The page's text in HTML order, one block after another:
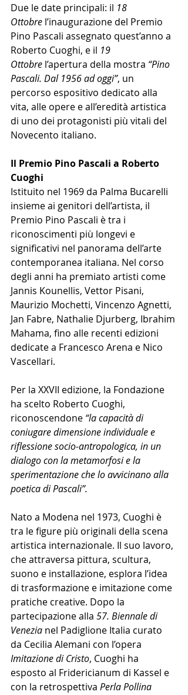
Due le date principali: il 18
Ottobre l’inaugurazione del Premio
Pino Pascali assegnato quest’anno a
Roberto Cuoghi, e il 19
Ottobre l’apertura della mostra “Pino
Pascali. Dal 1956 ad oggi”, un
percorso espositivo dedicato alla
vita, alle opere e all’eredità artistica
di uno dei protagonisti più vitali del
Novecento italiano.
Il Premio Pino Pascali a Roberto
Cuoghi
Istituito nel 1969 da Palma Bucarelli
insieme ai genitori dell’artista, il
Premio Pino Pascali è tra i
riconoscimenti più longevi e
significativi nel panorama dell’arte
contemporanea italiana. Nel corso
degli anni ha premiato artisti come
Jannis Kounellis, Vettor Pisani,
Maurizio Mochetti, Vincenzo Agnetti,
Jan Fabre, Nathalie Djurberg, Ibrahim
Mahama, fino alle recenti edizioni
dedicate a Francesco Arena e Nico
Vascellari.
Per la XXVII edizione, la Fondazione
ha scelto Roberto Cuoghi,
riconoscendone “la capacità di
coniugare dimensione individuale e
riflessione socio-antropologica, in un
dialogo con la metamorfosi e la
sperimentazione che lo avvicinano alla
poetica di Pascali”.
Nato a Modena nel 1973, Cuoghi è
tra le figure più originali della scena
artistica internazionale. Il suo lavoro,
che attraversa pittura, scultura,
suono e installazione, esplora l’idea
di trasformazione e imitazione come
pratiche creative. Dopo la
partecipazione alla 57. Biennale di
Venezia nel Padiglione Italia curato
da Cecilia Alemani con l’opera
Imitazione di Cristo, Cuoghi ha
esposto al Fridericianum di Kassel e
con la retrospettiva Perla Pollina